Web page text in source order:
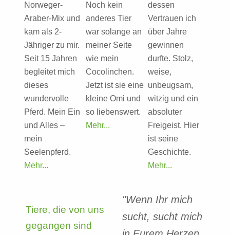
Norweger-
Araber-Mix und
kam als 2-
Jähriger zu mir.
Seit 15 Jahren
begleitet mich
dieses
wundervolle
Pferd. Mein Ein
und Alles –
mein
Seelenpferd.
Mehr...
dessen
Vertrauen ich
über Jahre
gewinnen
durfte. Stolz,
weise,
unbeugsam,
witzig und ein
absoluter
Freigeist. Hier
ist seine
Geschichte.
Mehr...
Noch kein
anderes Tier
war solange an
meiner Seite
wie mein
Cocolinchen.
Jetzt ist sie eine
kleine Omi und
so liebenswert.
Mehr...
Tiere, die von uns
gegangen sind
"Wenn Ihr mich
sucht, sucht mich